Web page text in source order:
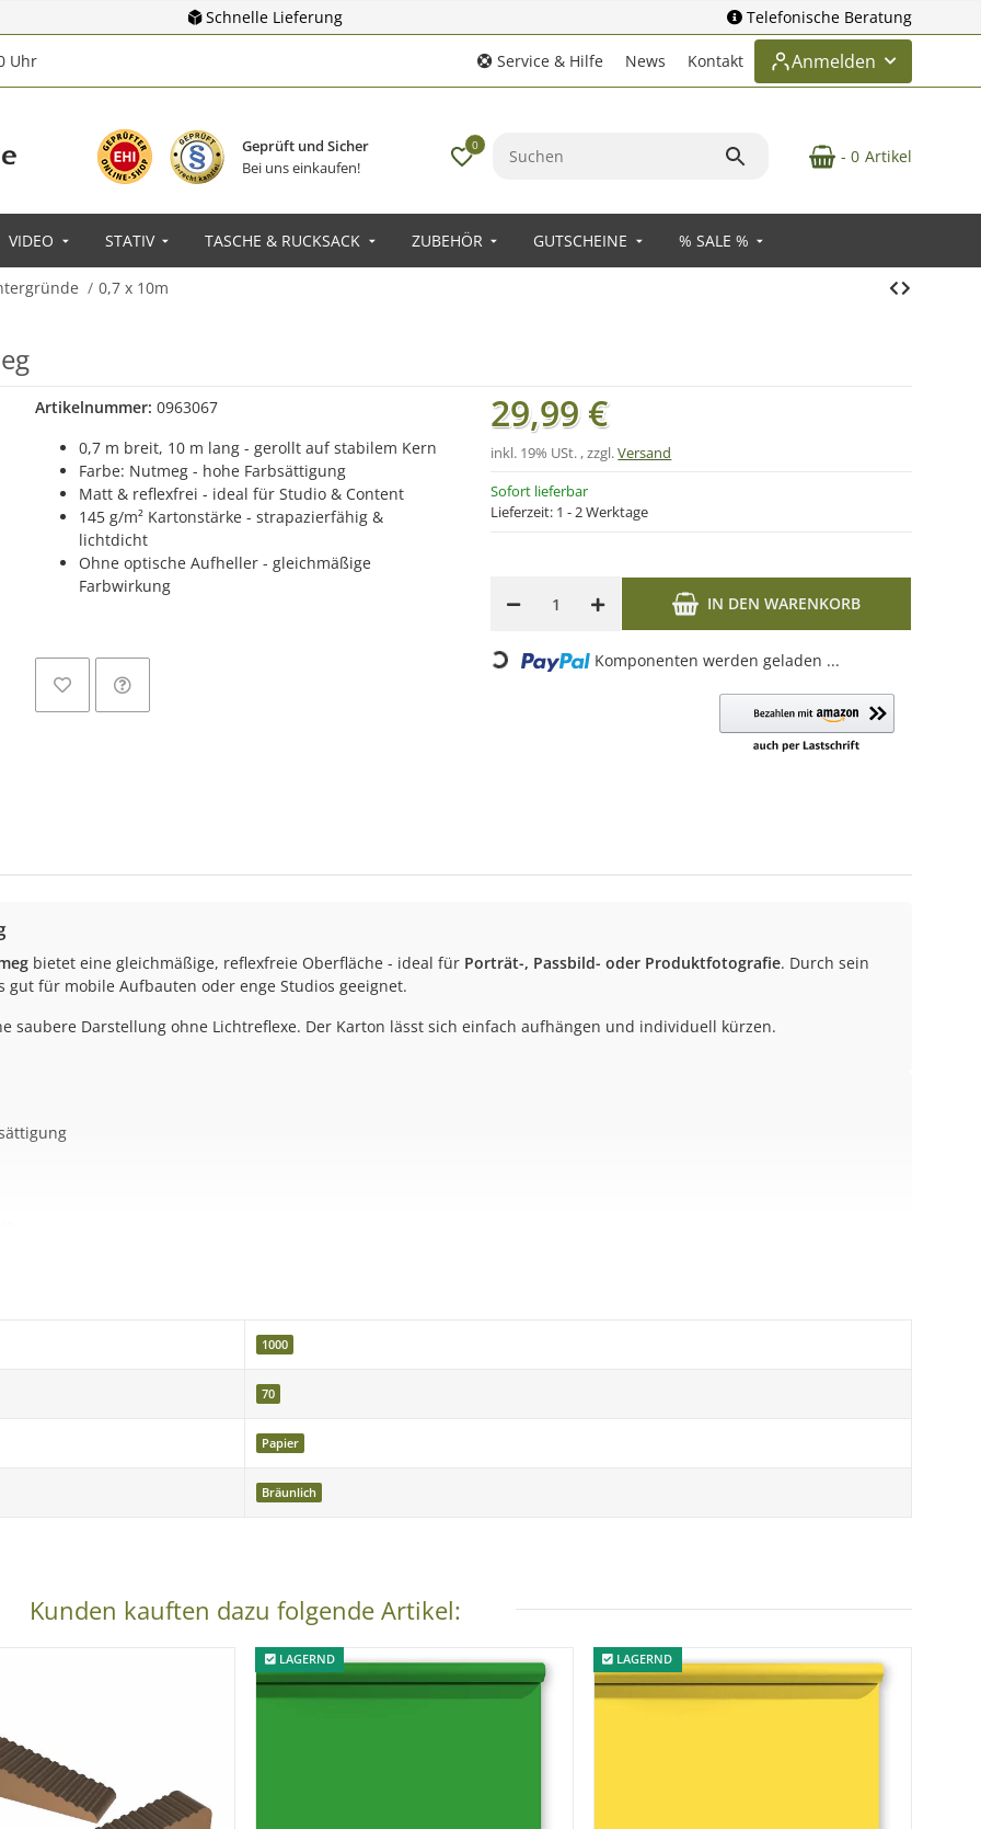
Schnelle Lieferung Telefonische Beratung
Uhr Service & Hilfe News Kontakt Anmelden
Geprüft und Sicher
Bei uns einkaufen!
0
- 0 Artikel
VIDEO STATIV TASCHE & RUCKSACK ZUBEHÖR GUTSCHEINE % SALE %
0,7 x 10m
Artikelnummer: 0963067
0,7 m breit, 10 m lang - gerollt auf stabilem Kern
Farbe: Nutmeg - hohe Farbsättigung
Matt & reflexfrei - ideal für Studio & Content
145 g/m² Kartonstärke - strapazierfähig &
lichtdicht
Ohne optische Aufheller - gleichmäßige
Farbwirkung
Sofort lieferbar
Lieferzeit: 1 - 2 Werktage
29,99 €
inkl. 19% USt. , zzgl.Versand
IN DEN WARENKORB
Loading... Komponenten werden geladen ...
bietet eine gleichmäßige, reflexfreie Oberfläche - ideal für Porträt-, Passbild- oder Produktfotografie. Durch sein
gut für mobile Aufbauten oder enge Studios geeignet.
saubere Darstellung ohne Lichtreflexe. Der Karton lässt sich einfach aufhängen und individuell kürzen.
1000
70
Papier
Bräunlich
Kunden kauften dazu folgende Artikel:
LAGERND LAGERND